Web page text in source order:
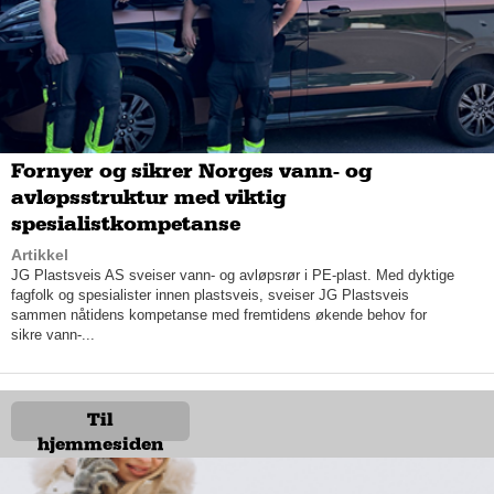
begynnelse til slutt, konstaterer Jan Helge.
Xpress Vei og Følgebiltjenester har mange bein å stå på. De
leverer også vaktmestertjenester, som kan være vedlikehold i
hyttefelt, felling av trær, vask av fasade og inngangsparti. Det
tilbys lastebiltjenester, samt kurs og opplæring. Som godkjent
Fornyer og sikrer Norges vann- og
avløpsstruktur med viktig
spesialistkompetanse
Artikkel
JG Plastsveis AS sveiser vann- og avløpsrør i PE-plast. Med dyktige
fagfolk og spesialister innen plastsveis, sveiser JG Plastsveis
sammen nåtidens kompetanse med fremtidens økende behov for
sikre vann-...
Til
hjemmesiden